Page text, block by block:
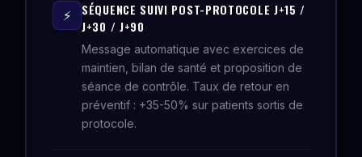
⚡
SÉQUENCE SUIVI POST-PROTOCOLE J+15 /
J+30 / J+90
Message automatique avec exercices de
maintien, bilan de santé et proposition de
séance de contrôle. Taux de retour en
préventif : +35-50% sur patients sortis de
protocole.